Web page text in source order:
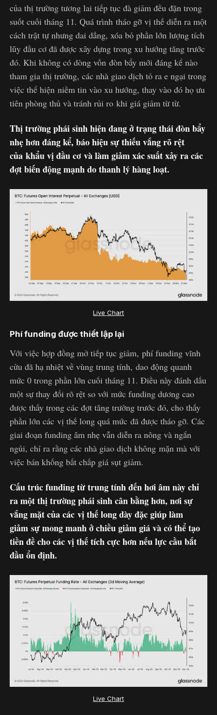
của thị trường tương lai tiếp tục đà giảm đều đặn trong
suốt cuối tháng 11. Quá trình tháo gỡ vị thế diễn ra một
cách trật tự nhưng dai dẳng, xóa bỏ phần lớn lượng tích
lũy đầu cơ đã được xây dựng trong xu hướng tăng trước
đó. Khi không có dòng vốn đòn bẩy mới đáng kể nào
tham gia thị trường, các nhà giao dịch tỏ ra e ngại trong
việc thể hiện niềm tin vào xu hướng, thay vào đó họ ưu
tiên phòng thủ và tránh rủi ro khi giá giảm từ từ.
Thị trường phái sinh hiện đang ở trạng thái đòn bẩy
nhẹ hơn đáng kể, báo hiệu sự thiếu vắng rõ rệt
của khẩu vị đầu cơ và làm giảm xác suất xảy ra các
đợt biến động mạnh do thanh lý hàng loạt.
Live Chart
Phí funding được thiết lập lại
Với việc hợp đồng mở tiếp tục giảm, phí funding vĩnh
cửu đã hạ nhiệt về vùng trung tính, dao động quanh
mức 0 trong phần lớn cuối tháng 11. Điều này đánh dấu
một sự thay đổi rõ rệt so với mức funding dương cao
được thấy trong các đợt tăng trưởng trước đó, cho thấy
phần lớn các vị thế long quá mức đã được tháo gỡ. Các
giai đoạn funding âm nhẹ vẫn diễn ra nông và ngắn
ngủi, chỉ ra rằng các nhà giao dịch không mặn mà với
việc bán khống bất chấp giá sụt giảm.
Cấu trúc funding từ trung tính đến hơi âm này chỉ
ra một thị trường phái sinh cân bằng hơn, nơi sự
vắng mặt của các vị thế long dày đặc giúp làm
giảm sự mong manh ở chiều giảm giá và có thể tạo
tiền đề cho các vị thế tích cực hơn nếu lực cầu bắt
đầu ổn định.
Live Chart